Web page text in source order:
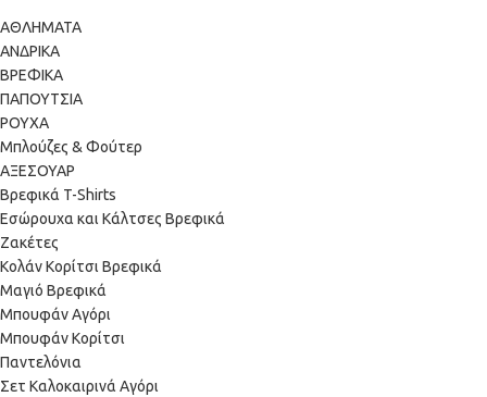
ΑΘΛΗΜΑΤΑ
ΑΝΔΡΙΚΑ
ΒΡΕΦΙΚΑ
ΠΑΠΟΥΤΣΙΑ
ΡΟΥΧΑ
Mπλούζες & Φούτερ
ΑΞΕΣΟΥΑΡ
Βρεφικά T-Shirts
Εσώρουχα και Κάλτσες Βρεφικά
Ζακέτες
Κολάν Κορίτσι Βρεφικά
Μαγιό Βρεφικά
Μπουφάν Αγόρι
Μπουφάν Κορίτσι
Παντελόνια
Σετ Καλοκαιρινά Αγόρι